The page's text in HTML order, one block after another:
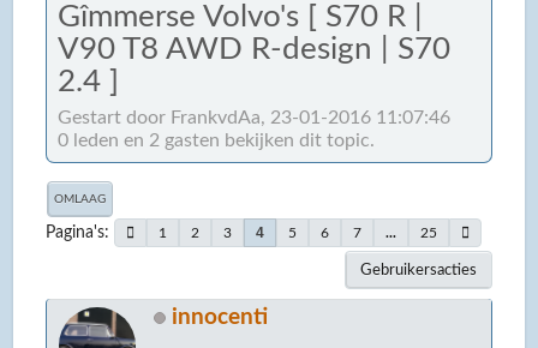
Gîmmerse Volvo's [ S70 R |
V90 T8 AWD R-design | S70
2.4 ]
Gestart door FrankvdAa, 23-01-2016 11:07:46
0 leden en 2 gasten bekijken dit topic.
OMLAAG
Pagina's 1 2 3 4 5 6 7 ... 25
Gebruikersacties
innocenti